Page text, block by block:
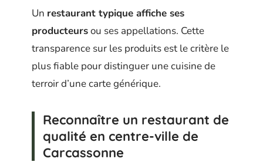
Un restaurant typique affiche ses
producteursou ses appellations. Cette
transparence sur les produits est le critère le
plus fiable pour distinguer une cuisine de
terroir d’une carte générique.
Reconnaître un restaurant de
qualité en centre-ville de
Carcassonne